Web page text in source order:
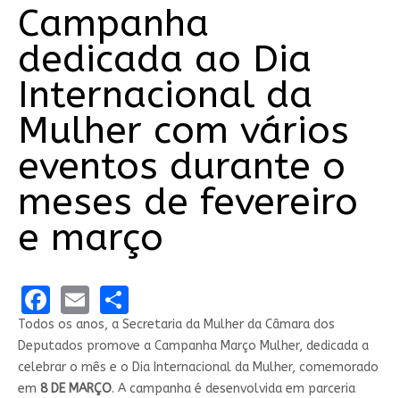
Campanha
dedicada ao Dia
Internacional da
Mulher com vários
eventos durante o
meses de fevereiro
e março
Facebook
EmailShare
Todos os anos, a Secretaria da Mulher da Câmara dos
Deputados promove a Campanha Março Mulher, dedicada a
celebrar o mês e o Dia Internacional da Mulher, comemorado
em 8 DE MARÇO. A campanha é desenvolvida em parceria